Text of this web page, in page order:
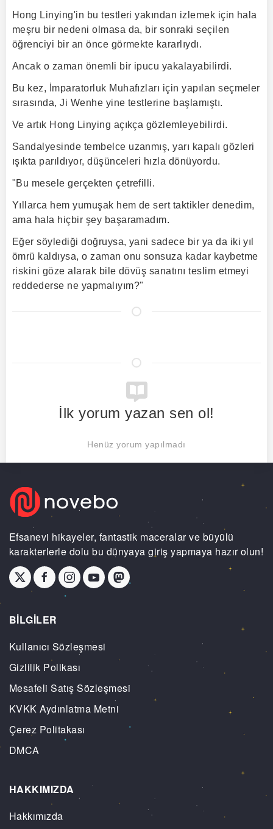
Hong Linying'in bu testleri yakından izlemek için hala
meşru bir nedeni olmasa da, bir sonraki seçilen
öğrenciyi bir an önce görmekte kararlıydı.
Ancak o zaman önemli bir ipucu yakalayabilirdi.
Bu kez, İmparatorluk Muhafızları için yapılan seçmeler
sırasında, Ji Wenhe yine testlerine başlamıştı.
Ve artık Hong Linying açıkça gözlemleyebilirdi.
Sandalyesinde tembelce uzanmış, yarı kapalı gözleri
ışıkta parıldıyor, düşünceleri hızla dönüyordu.
"Bu mesele gerçekten çetrefilli.
Yıllarca hem yumuşak hem de sert taktikler denedim,
ama hala hiçbir şey başaramadım.
Eğer söylediği doğruysa, yani sadece bir ya da iki yıl
ömrü kaldıysa, o zaman onu sonsuza kadar kaybetme
riskini göze alarak bile dövüş sanatını teslim etmeyi
reddederse ne yapmalıyım?"
İlk yorum yazan sen ol!
Henüz yorum yapılmadı
Efsanevi hikayeler, fantastik maceralar ve büyülü
karakterlerle dolu bu dünyaya giriş yapmaya hazır olun!
BİLGİLER
Kullanıcı Sözleşmesi
Gizlilik Polikası
Mesafeli Satış Sözleşmesi
KVKK Aydınlatma Metni
Çerez Politakası
DMCA
HAKKIMIZDA
Hakkımızda